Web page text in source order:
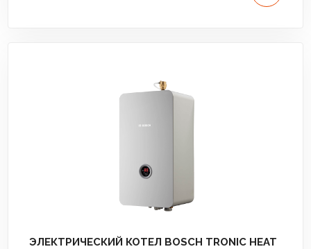
ЭЛЕКТРИЧЕСКИЙ КОТЕЛ BOSCH TRONIC HEAT